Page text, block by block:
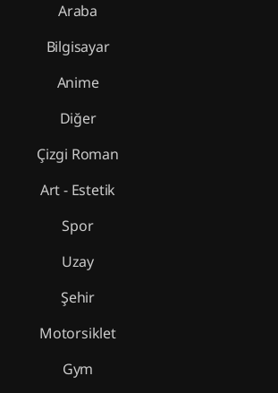
Araba
Bilgisayar
Anime
Diğer
Çizgi Roman
Art - Estetik
Spor
Uzay
Şehir
Motorsiklet
Gym